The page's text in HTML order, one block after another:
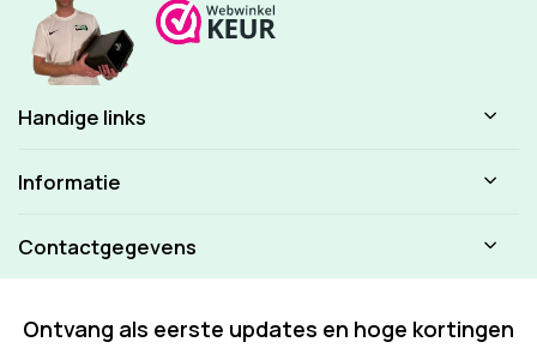
Handige links
Informatie
Contactgegevens
Ontvang als eerste updates en hoge kortingen